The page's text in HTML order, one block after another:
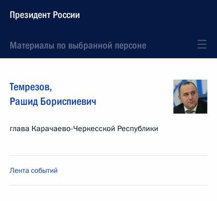
Президент России
Материалы по выбранной персоне
Темрезов,
Рашид Бориспиевич
глава Карачаево-Черкесской Республики
Лента событий